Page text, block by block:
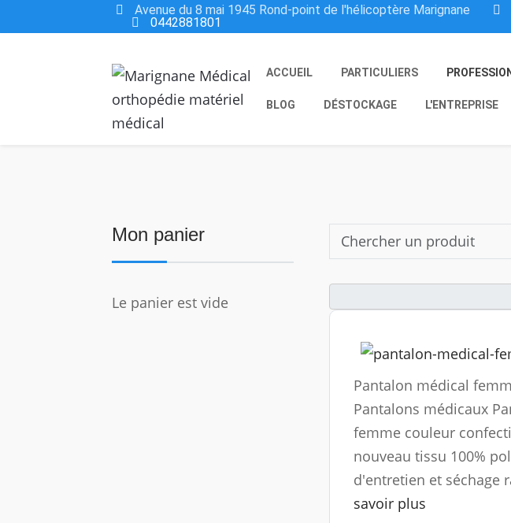
Avenue du 8 mai 1945 Rond-point de l'hélicoptère Marignane
0442881801
ACCUEIL PARTICULIERS
BLOG DÉSTOCKAGE L'ENTREPRISE
Mon panier
Le panier est vide
Pantalon médical
Pantalons médicaux
femme couleur
nouveau tissu 100%
d'entretien et séchage
savoir plus